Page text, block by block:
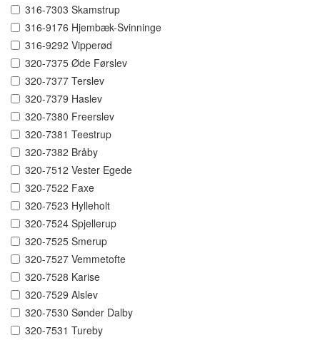
316-7303 Skamstrup
316-9176 Hjembæk-Svinninge
316-9292 Vipperød
320-7375 Øde Førslev
320-7377 Terslev
320-7379 Haslev
320-7380 Freerslev
320-7381 Teestrup
320-7382 Bråby
320-7512 Vester Egede
320-7522 Faxe
320-7523 Hylleholt
320-7524 Spjellerup
320-7525 Smerup
320-7527 Vemmetofte
320-7528 Karise
320-7529 Alslev
320-7530 Sønder Dalby
320-7531 Tureby